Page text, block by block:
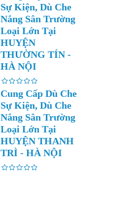
Sự Kiện, Dù Che
Nắng Sân Trường
Loại Lớn Tại
HUYỆN
THƯỜNG TÍN -
HÀ NỘI
Cung Cấp Dù Che
Sự Kiện, Dù Che
Nắng Sân Trường
Loại Lớn Tại
HUYỆN THANH
TRÌ - HÀ NỘI